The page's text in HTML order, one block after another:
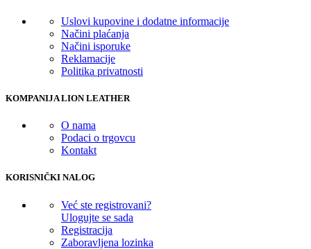
Uslovi kupovine i dodatne informacije
Načini plaćanja
Načini isporuke
Reklamacije
Politika privatnosti
KOMPANIJA LION LEATHER
O nama
Podaci o trgovcu
Kontakt
KORISNIČKI NALOG
Već ste registrovani?
Ulogujte se sada
Registracija
Zaboravljena lozinka